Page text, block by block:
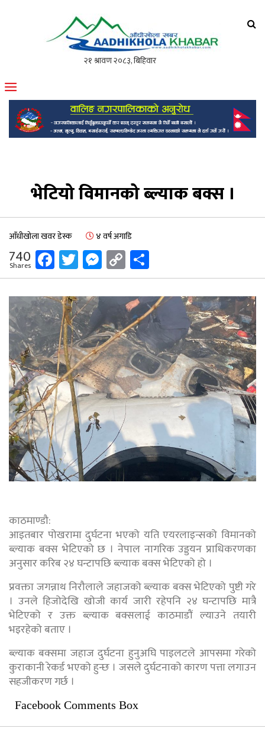
मोफसलकै लोकप्रिय अनलाइन पत्रिका
भेटियो विमानको ब्ल्याक बक्स ।
आँधीखोला खवर डेस्क ४ वर्ष अगाडि
740
Shares Facebook
Twitter
Messenger
Copy
Link
काठमाण्डौ:
आइतबार पोखरामा दुर्घटना भएको यति एयरलाइन्सको विमानको
ब्ल्याक बक्स भेटिएको छ । नेपाल नागरिक उड्डयन प्राधिकरणका
अनुसार करिब २४ घन्टापछि ब्ल्याक बक्स भेटिएको हो ।
प्रवक्ता जगन्नाथ निरौलाले जहाजको ब्ल्याक बक्स भेटिएको पुष्टी गरे
। उनले हिजोदेखि खोजी कार्य जारी रहेपनि २४ घन्टापछि मात्रै
भेटिएको र उक्त ब्ल्याक बक्सलाई काठमाडौं ल्याउने तयारी
भइरहेको बताए ।
ब्ल्याक बक्समा जहाज दुर्घटना हुनुअघि पाइलटले आपसमा गरेको
कुराकानी रेकर्ड भएको हुन्छ । जसले दुर्घटनाको कारण पत्ता लगाउन
सहजीकरण गर्छ ।
Facebook Comments Box